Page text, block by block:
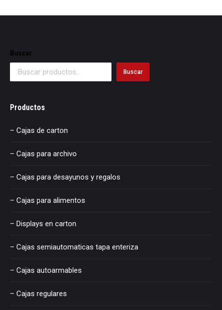
Buscar
Buscar
Productos
– Cajas de carton
– Cajas para archivo
– Cajas para desayunos y regalos
– Cajas para alimentos
– Displays en carton
– Cajas semiautomaticas tapa enteriza
– Cajas autoarmables
– Cajas regulares